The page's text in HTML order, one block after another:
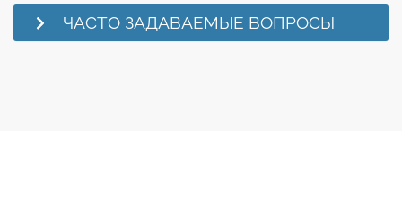
ЧАСТО ЗАДАВАЕМЫЕ ВОПРОСЫ